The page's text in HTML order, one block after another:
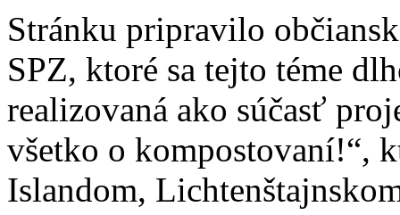
Stránku pripravilo
SPZ, ktoré sa tejto téme
realizovaná ako súčasť
všetko o kompostovaní!“,
Islandom,